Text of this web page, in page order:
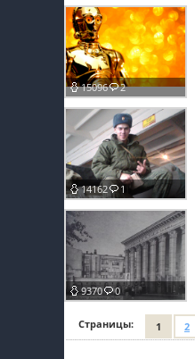
15096 2
14162 1
9370 0
Страницы: 1 2